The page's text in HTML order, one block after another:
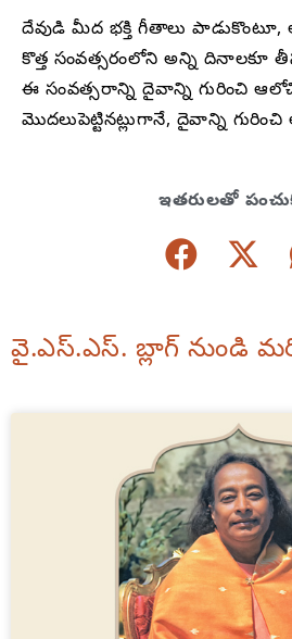
దేవుడి మీద భక్తి గీతాలు
కొత్త సంవత్సరంలోని అన్ని దినాలకూ
ఈ సంవత్సరాన్ని దైవాన్ని గురించి
మొదలుపెట్టినట్లుగానే, దైవాన్ని గురించి
ఇతరులతో
వై.ఎస్.ఎస్. బ్లాగ్ నుండి